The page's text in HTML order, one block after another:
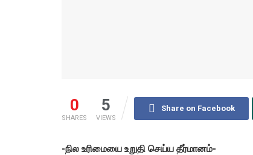
0
SHARES
5
VIEWS
Share on Facebook
-நில உரிமையை உறுதி செய்ய தீர்மானம்-